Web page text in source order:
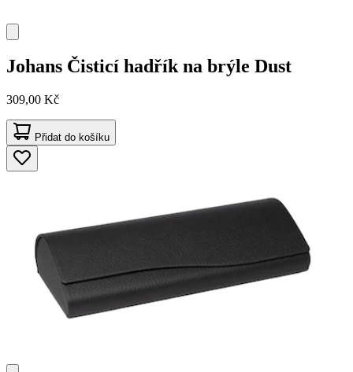
Johans Čisticí hadřík na brýle Dust
309,00 Kč
Přidat do košíku